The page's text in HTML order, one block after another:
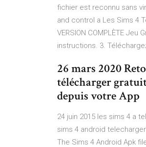
fichier est reconnu sans
and control a Les Sims 4
VERSION COMPLÈTE
instructions. 3.
26 mars 2020
télécharger
depuis votre App
24 juin 2015 les sims 4 a
sims 4 android
The Sims 4 Android Apk